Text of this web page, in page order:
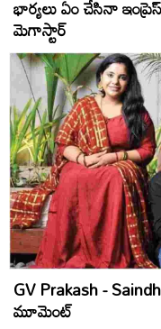
భార్యలు ఏం చేసినా
మెగాస్టార్
GV Prakash -
మూమెంట్‌